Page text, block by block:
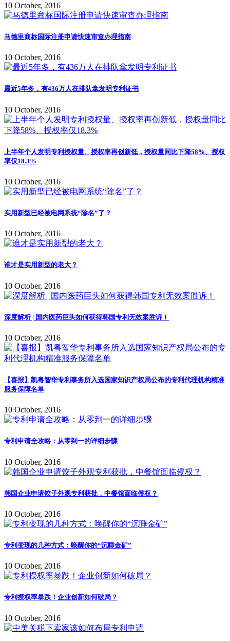
10 October, 2016
马德里商标国际注册申请快速审查办理指南
10 October, 2016
最近5年多，有436万人在排队拿发明专利证书
10 October, 2016
上半年个人发明专利授权量、授权率再创新低，授权量同比下降58%、授权
率仅18.3%
10 October, 2016
实用新型已经被电网系统“除名”了？
10 October, 2016
谁才是实用新型的老大？
10 October, 2016
深度解析 | 国内医药巨头如何获得韩国专利无效案胜诉！
10 October, 2016
【喜报】凯粤智华专利事务所入选国家知识产权局公布的专利代理机构精准
服务保障名单
10 October, 2016
专利申请全攻略：从零到一的详细步骤
10 October, 2016
韩国企业申请饺子外观专利获批，中餐馆面临侵权？
10 October, 2016
专利变现的几种方式：唤醒你的“沉睡金矿”
10 October, 2016
专利授权率暴跌！企业创新如何破局？
10 October, 2016